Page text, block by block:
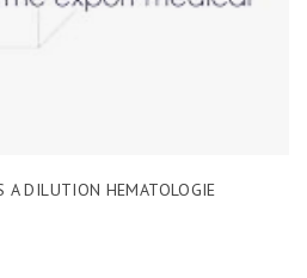
A DILUTION HEMATOLOGIE